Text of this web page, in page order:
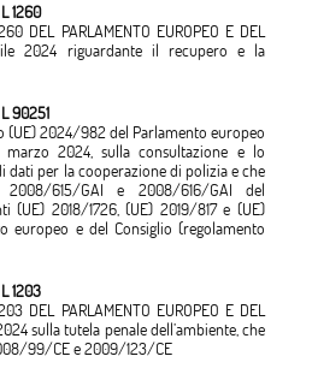
L 1260
DEL PARLAMENTO EUROPEO E DEL
2024 riguardante il recupero e la
L 90251
(UE) 2024/982 del Parlamento europeo
2024, sulla consultazione e lo
dati per la cooperazione di polizia e che
615/GAI e 2008/616/GAI del
(UE) 2018/1726, (UE) 2019/817 e (UE)
europeo e del Consiglio (regolamento
L 1203
DEL PARLAMENTO EUROPEO E DEL
2024 sulla tutela penale dell’ambiente, che
99/CE e 2009/123/CE